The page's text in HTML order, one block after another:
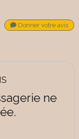
Donner votre avis
ne